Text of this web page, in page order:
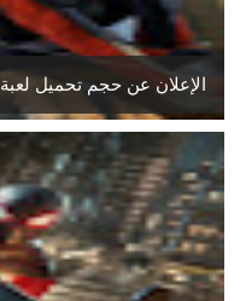
الإعلان عن حجم تحميل لعبة Spider Man